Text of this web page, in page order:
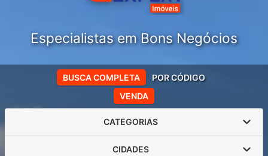
Especialistas em Bons Negócios
VENDA
BUSCA COMPLETA POR CÓDIGO
CATEGORIAS
CIDADES